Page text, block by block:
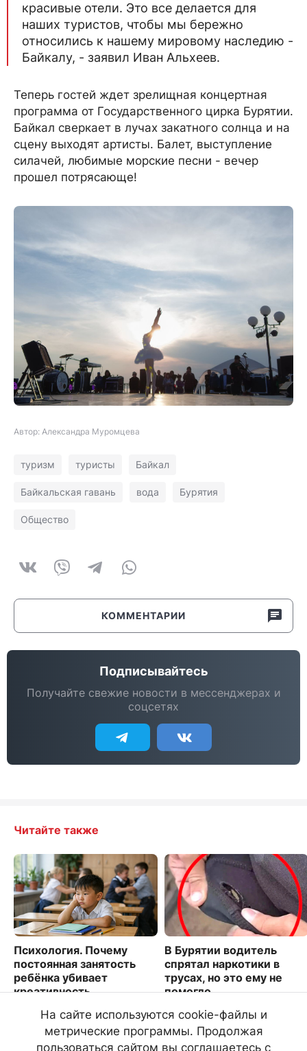
красивые отели. Это все делается для
наших туристов, чтобы мы бережно
относились к нашему мировому наследию -
Байкалу, - заявил Иван Альхеев.
Теперь гостей ждет зрелищная концертная
программа от Государственного цирка Бурятии.
Байкал сверкает в лучах закатного солнца и на
сцену выходят артисты. Балет, выступление
силачей, любимые морские песни - вечер
прошел потрясающе!
Автор: Александра Муромцева
туризм туристы Байкал
Байкальская гавань вода Бурятия
Общество
КОММЕНТАРИИ
Подписывайтесь
Получайте свежие новости в мессенджерах и
соцсетях
Читайте также
Психология. Почему
постоянная занятость
ребёнка убивает
креативность
1478
В Бурятии водитель
спрятал наркотики в
трусах, но это ему не
помогло
1172
На сайте используются cookie-файлы и
метрические программы. Продолжая
пользоваться сайтом вы соглашаетесь с